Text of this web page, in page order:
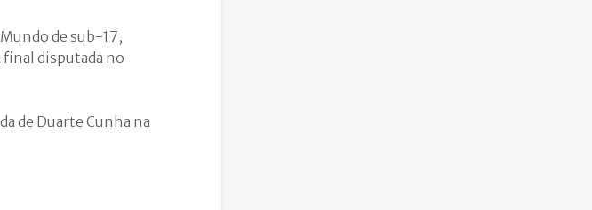
de sub-17,
final disputada no
de Duarte Cunha na